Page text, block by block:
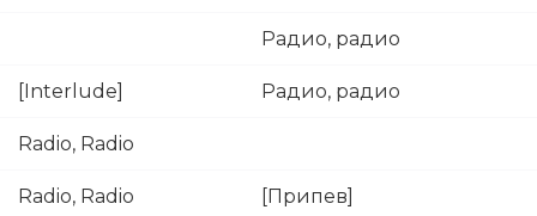
Радио, радио
[Interlude] Радио, радио
Radio, Radio
Radio, Radio [Припев]